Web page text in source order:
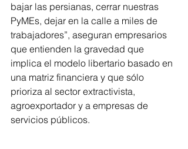
bajar las persianas, cerrar nuestras
PyMEs, dejar en la calle a miles de
trabajadores”, aseguran empresarios
que entienden la gravedad que
implica el modelo libertario basado en
una matriz financiera y que sólo
prioriza al sector extractivista,
agroexportador y a empresas de
servicios públicos.